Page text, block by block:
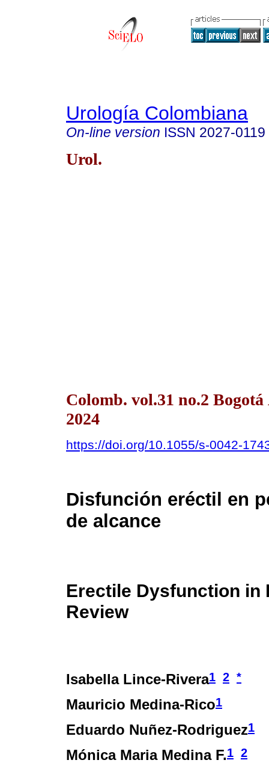
Urología Colombiana
On-line version ISSN 2027-0119
Urol.
Colomb. vol.31 no.2
2024
https://doi.org/10.1055/s-0042-
Disfunción eréctil en
de alcance
Erectile Dysfunction in
Review
Isabella Lince-Rivera1 2 *
Mauricio Medina-Rico1
Eduardo Nuñez-Rodriguez1
Mónica Maria Medina F.1 2